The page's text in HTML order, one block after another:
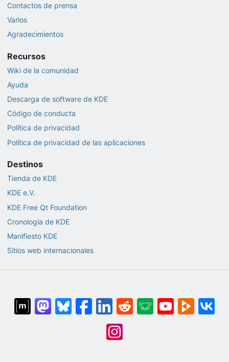
Contactos de prensa
Varios
Agradecimientos
Recursos
Wiki de la comunidad
Ayuda
Descarga de software de KDE
Código de conducta
Política de privacidad
Política de privacidad de las aplicaciones
Destinos
Tienda de KDE
KDE e.V.
KDE Free Qt Foundation
Cronología de KDE
Manifiesto KDE
Sitios web internacionales